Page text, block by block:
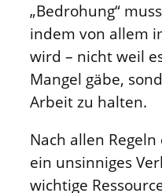
„Bedrohung“
indem von allem
wird – nicht weil
Mangel gäbe,
Arbeit zu halten.
Nach allen
ein unsinniges
wichtige